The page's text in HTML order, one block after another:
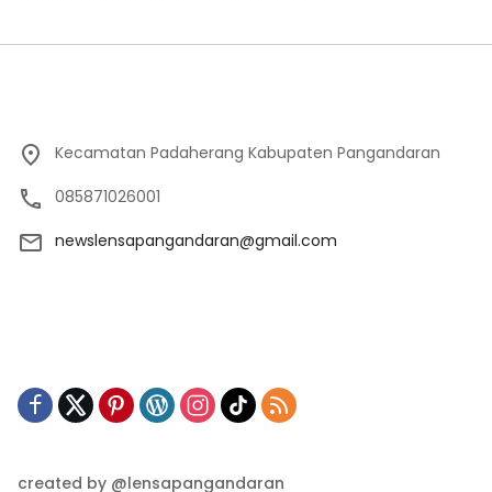
Kecamatan Padaherang Kabupaten Pangandaran
085871026001
newslensapangandaran@gmail.com
created by @lensapangandaran